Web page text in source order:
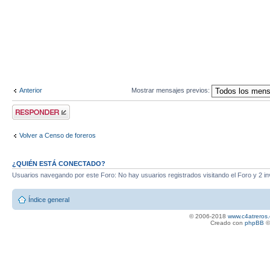
Anterior Mostrar mensajes previos:
Publicar una
respuesta
Volver a Censo de foreros
¿QUIÉN ESTÁ CONECTADO?
Usuarios navegando por este Foro: No hay usuarios registrados visitando el Foro y 2
Índice general
© 2006-2018
Creado con phpBB